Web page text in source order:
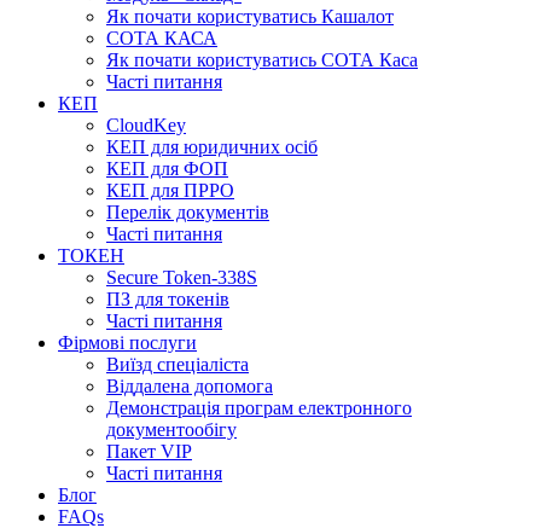
Як почати користуватись Кашалот
СОТА КАСА
Як почати користуватись СОТА Каса
Часті питання
КЕП
CloudKey
КЕП для юридичних осіб
КЕП для ФОП
КЕП для ПРРО
Перелік документів
Часті питання
ТОКЕН
Secure Token-338S
ПЗ для токенів
Часті питання
Фірмові послуги
Виїзд спеціаліста
Віддалена допомога
Демонстрація програм електронного
документообігу
Пакет VIP
Часті питання
Блог
FAQs